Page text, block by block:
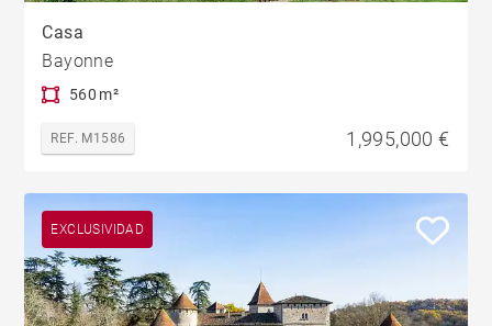
Casa
Bayonne
560 m²
REF. M1586 1,995,000 €
EXCLUSIVIDAD